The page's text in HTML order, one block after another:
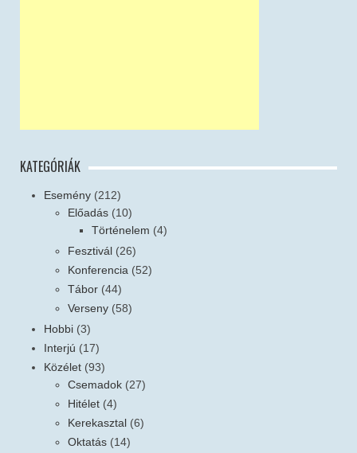
KATEGÓRIÁK
Esemény (212)
Előadás (10)
Történelem (4)
Fesztivál (26)
Konferencia (52)
Tábor (44)
Verseny (58)
Hobbi (3)
Interjú (17)
Közélet (93)
Csemadok (27)
Hitélet (4)
Kerekasztal (6)
Oktatás (14)